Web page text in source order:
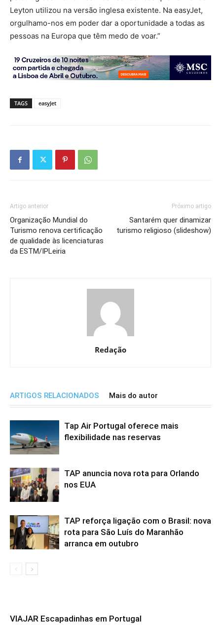
Leyton utilizou na versão inglesa existente. Na easyJet,
orgulhamo-nos em poder dar a oportunidade a todas as
pessoas na Europa que têm medo de voar.”
TAGS easyJet
Artigo anterior
Organização Mundial do
Turismo renova certificação
de qualidade às licenciaturas
da ESTM/IPLeiria
Próximo artigo
Santarém quer dinamizar
turismo religioso (slideshow)
Redação
ARTIGOS RELACIONADOS Mais do autor
Tap Air Portugal oferece mais
flexibilidade nas reservas
TAP anuncia nova rota para Orlando
nos EUA
TAP reforça ligação com o Brasil: nova
rota para São Luís do Maranhão
arranca em outubro
VIAJAR Escapadinhas em Portugal